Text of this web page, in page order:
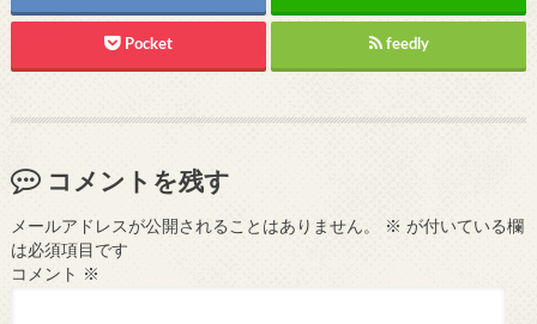
Pocket feedly
コメントを残す
メールアドレスが公開されることはありません。 ※ が付いている欄
は必須項目です
コメント
※